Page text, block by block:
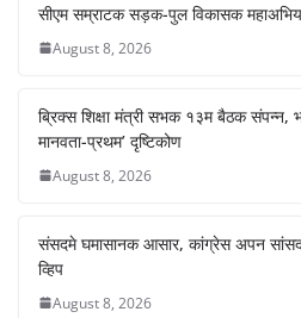
सीएम सम्राटक सड़क-पुल विकासक
August 8, 2026
ब्रिक्स शिक्षा मंत्री सभक १३म बैठक संपन्न,
मानवता-प्रथम’ दृष्टिकोण
August 8, 2026
संसदमे घमासानक आसार, कांग्रेस अपन
व्हिप
August 8, 2026